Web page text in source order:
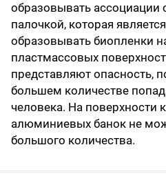
образовывать ассоциации
палочкой, которая
образовывать биопленки
пластмассовых
представляют опасность,
большем количестве
человека. На поверхности
алюминиевых банок не
большого количества.